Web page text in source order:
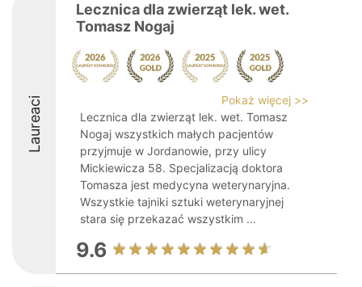
Laureaci
Lecznica dla zwierząt lek. wet.
Tomasz Nogaj
Pokaż więcej >>
Lecznica dla zwierząt lek. wet. Tomasz
Nogaj wszystkich małych pacjentów
przyjmuje w Jordanowie, przy ulicy
Mickiewicza 58. Specjalizacją doktora
Tomasza jest medycyna weterynaryjna.
Wszystkie tajniki sztuki weterynaryjnej
stara się przekazać wszystkim ...
9.6